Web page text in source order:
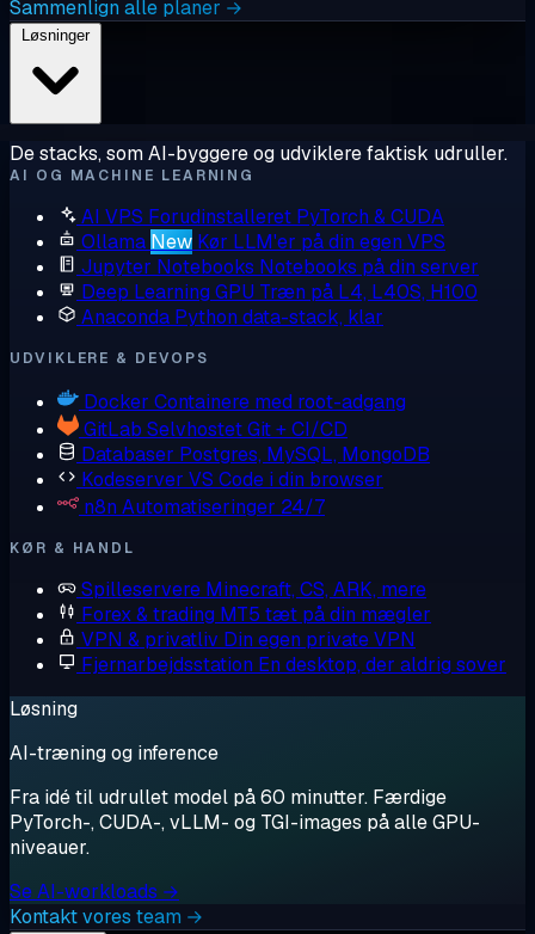
Sammenlign alle planer →
Løsninger
De stacks, som AI-byggere og udviklere faktisk udruller.
AI OG MACHINE LEARNING
AI VPS Forudinstalleret PyTorch & CUDA
Ollama New Kør LLM'er på din egen VPS
Jupyter Notebooks Notebooks på din server
Deep Learning GPU Træn på L4, L40S, H100
Anaconda Python data-stack, klar
UDVIKLERE & DEVOPS
Docker Containere med root-adgang
GitLab Selvhostet Git + CI/CD
Databaser Postgres, MySQL, MongoDB
Kodeserver VS Code i din browser
n8n Automatiseringer 24/7
KØR & HANDL
Spilleservere Minecraft, CS, ARK, mere
Forex & trading MT5 tæt på din mægler
VPN & privatliv Din egen private VPN
Fjernarbejdsstation En desktop, der aldrig sover
Løsning
AI-træning og inference
Fra idé til udrullet model på 60 minutter. Færdige
PyTorch-, CUDA-, vLLM- og TGI-images på alle GPU-
niveauer.
Se AI-workloads →
Kontakt vores team →